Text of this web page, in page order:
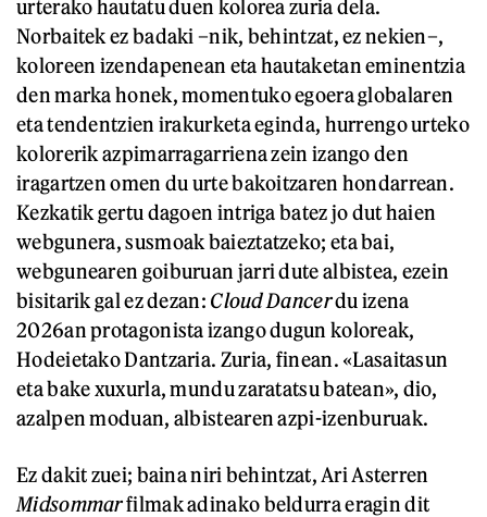
urterako hautatu duen kolorea zuria dela.
Norbaitek ez badaki –nik, behintzat, ez nekien–,
koloreen izendapenean eta hautaketan eminentzia
den marka honek, momentuko egoera globalaren
eta tendentzien irakurketa eginda, hurrengo urteko
kolorerik azpimarragarriena zein izango den
iragartzen omen du urte bakoitzaren hondarrean.
Kezkatik gertu dagoen intriga batez jo dut haien
webgunera, susmoak baieztatzeko; eta bai,
webgunearen goiburuan jarri dute albistea, ezein
bisitarik gal ez dezan: Cloud Dancerdu izena
2026an protagonista izango dugun koloreak,
Hodeietako Dantzaria. Zuria, finean. «Lasaitasun
eta bake xuxurla, mundu zaratatsu batean», dio,
azalpen moduan, albistearen azpi-izenburuak.
Ez dakit zuei; baina niri behintzat, Ari Asterren
Midsommarfilmak adinako beldurra eragin dit